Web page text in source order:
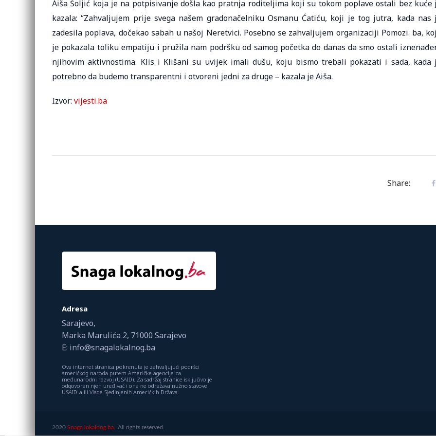
Aiša Šoljić koja je na potpisivanje došla kao pratnja roditeljima koji su tokom poplave ostali bez kuće
kazala: “Zahvaljujem prije svega našem gradonačelniku Osmanu Ćatiću, koji je tog jutra, kada nas
zadesila poplava, dočekao sabah u našoj Neretvici. Posebno se zahvaljujem organizaciji Pomozi. ba,
je pokazala toliku empatiju i pružila nam podršku od samog početka do danas da smo ostali
njihovim aktivnostima. Klis i Klišani su uvijek imali dušu, koju bismo trebali pokazati i sada, kada
potrebno da budemo transparentni i otvoreni jedni za druge – kazala je Aiša.
Izvor: vijesti.ba
Share:
Adresa
Sarajevo,
Marka Marulića 2, 71000 Sarajevo
E: info@snagalokalnog.ba
Ova internet stranica pokrenuta je zahvaljujući podršci
američkog naroda putem Američke agencije za
međunarodni razvoj (USAID). Za sadržaj stranice isključivo je
odgovoran njen uređivač i ona ne odražava nužno stavove
USAID-a ili Vlade Sjedinjenih Američkih Država.
2020 Snaga lokalnog.ba. All rights reserved.